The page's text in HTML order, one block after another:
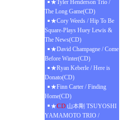
★Tyler Henderson Trio /
The Long Game(CD)
★Cory Weeds / Hip To Be
Square-Plays Huey Lewis &
The News(CD)
★David Champagne / Come
Before Winter(CD)
★Ryan Keberle / Here is
Donato(CD)
★Finn Carter / Finding
Home(CD)
★CD 山本剛 TSUYOSHI
YAMAMOTO TRIO /